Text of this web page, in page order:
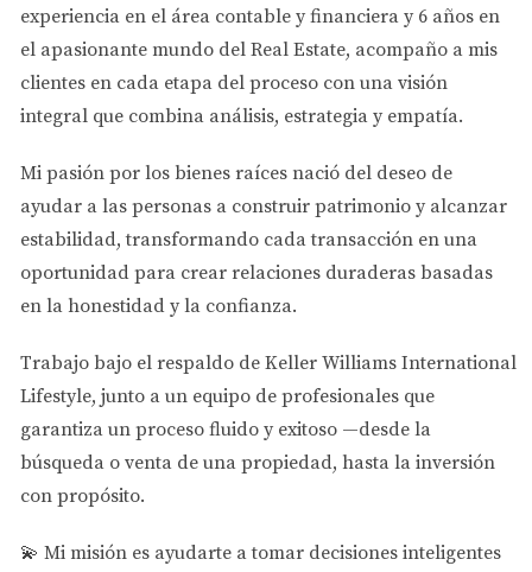
Estudio de Caso: Inversiones en bienes raíces
Los inversores están comprando propiedades no solo
para vivir, sino también como inversión. El precio
promedio de las viviendas ha aumentado un 10%
anualmente desde 2020. Esta tendencia muestra que el
interés por vivir aquí sigue creciendo.
LLÁMAME AHORA
Estudio de Caso: Nuevos desarrollos
inmobiliarios
Proyectos como Miami Worldcenterhan revolucionado el
skyline urbano. Este desarrollo promete más espacios
comerciales y residenciales. Los expertos creen que esto
atraerá aún más inversiones.
"No subestimes el potencial de Miami. Cada
experiencia en el área contable y financiera y 6 años en
el apasionante mundo del Real Estate, acompaño a mis
clientes en cada etapa del proceso con una visión
integral que combina análisis, estrategia y empatía.
Mi pasión por los bienes raíces nació del deseo de
ayudar a las personas a construir patrimonio y alcanzar
estabilidad, transformando cada transacción en una
oportunidad para crear relaciones duraderas basadas
en la honestidad y la confianza.
Trabajo bajo el respaldo de Keller Williams International
Lifestyle, junto a un equipo de profesionales que
garantiza un proceso fluido y exitoso —desde la
búsqueda o venta de una propiedad, hasta la inversión
con propósito.
💫 Mi misión es ayudarte a tomar decisiones inteligentes